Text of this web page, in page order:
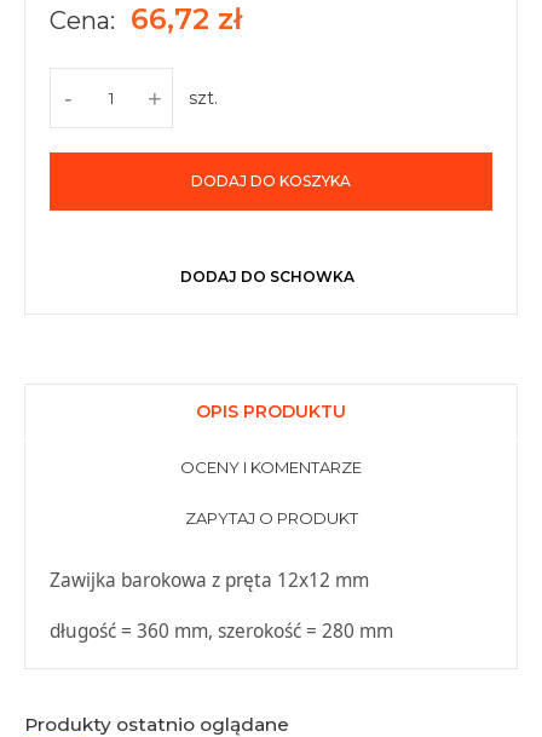
Cena: 66,72 zł
- + szt.
DODAJ DO KOSZYKA
DODAJ DO SCHOWKA
OPIS PRODUKTU
OCENY I KOMENTARZE
ZAPYTAJ O PRODUKT
Zawijka barokowa z pręta 12x12 mm
długość = 360 mm, szerokość = 280 mm
Produkty ostatnio oglądane